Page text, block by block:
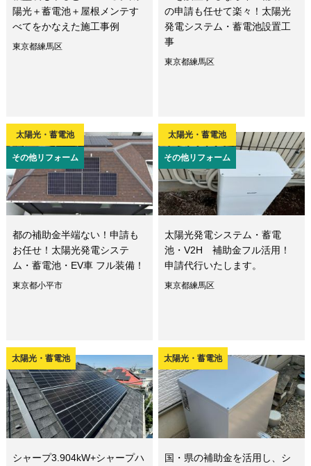
陽光＋蓄電池＋屋根メンテす
べてをかなえた施工事例
東京都練馬区
の申請も任せて楽々！太陽光
発電システム・蓄電池設置工
事
東京都練馬区
太陽光・蓄電池
その他リフォーム
都の補助金半端ない！申請も
お任せ！太陽光発電システ
ム・蓄電池・EV車 フル装備！
東京都小平市
太陽光・蓄電池
その他リフォーム
太陽光発電システム・蓄電
池・V2H 補助金フル活用！
申請代行いたします。
東京都練馬区
太陽光・蓄電池
シャープ3.904kW+シャープハ
太陽光・蓄電池
国・県の補助金を活用し、シ